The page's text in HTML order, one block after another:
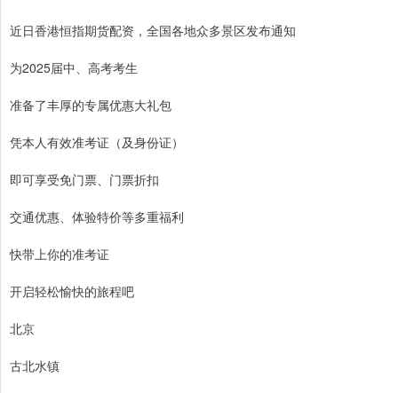
近日香港恒指期货配资，全国各地众多景区发布通知
为2025届中、高考考生
准备了丰厚的专属优惠大礼包
凭本人有效准考证（及身份证）
即可享受免门票、门票折扣
交通优惠、体验特价等多重福利
快带上你的准考证
开启轻松愉快的旅程吧
北京
古北水镇